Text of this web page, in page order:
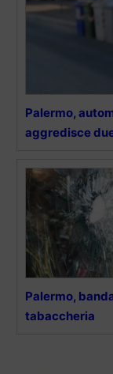
Palermo,
aggredisce
Palermo,
tabaccheria